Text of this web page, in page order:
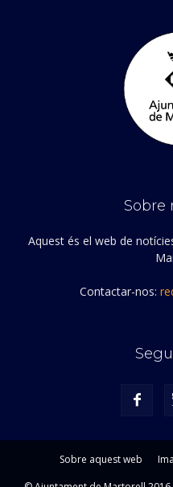
Sobre
Aquest és el web de
Contactar-nos:
Sobre aquest web